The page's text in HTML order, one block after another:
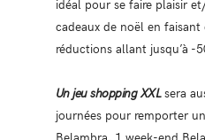
cadeaux de noël en faisant
réductions allant jusqu’à -
Un jeu shopping XXLsera
journées pour remporter
Belambra, 1 week-end